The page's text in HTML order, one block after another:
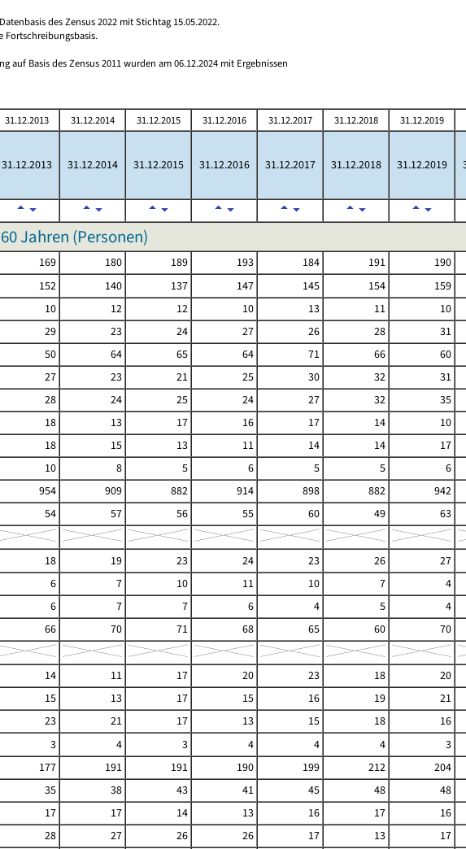
des Zensus 2022 mit Stichtag 15.05.2022.
Fortschreibungsbasis.
auf Basis des Zensus 2011 wurden am 06.12.2024 mit Ergebnissen
31.12.2013 31.12.2014 31.12.2015 31.12.2016 31.12.2017 31.12.2018 31.12.2019
31.12.2013 31.12.2014 31.12.2015 31.12.2016 31.12.2017 31.12.2018 31.12.2019
Jahren (Personen)
169 180 189 193 184 191
190
152 140 137 147 145 154
159
10 12 12 10 13 11
10
29 23 24 27 26 28
31
50 64 65 64 71 66
60
27 23 21 25 30 32
31
28 24 25 24 27 32
35
18 13 17 16 17 14
10
18 15 13 11 14 14
17
10 8 5 6 5 5
6
954 909 882 914 898 882
942
54 57 56 55 60 49
63
18 19 23 24 23 26
27
6 7 10 11 10 7
4
6 7 7 6 4 5
4
66 70 71 68 65 60
70
14 11 17 20 23 18
20
15 13 17 15 16 19
21
23 21 17 13 15 18
16
3 4 3 4 4 4
3
177 191 191 190 199 212
204
35 38 43 41 45 48
48
17 17 14 13 16 17
16
28 27 26 26 17 13
17